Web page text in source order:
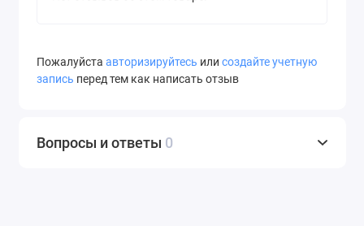
Пожалуйста авторизируйтесь или создайте учетную
запись перед тем как написать отзыв
Вопросы и ответы 0